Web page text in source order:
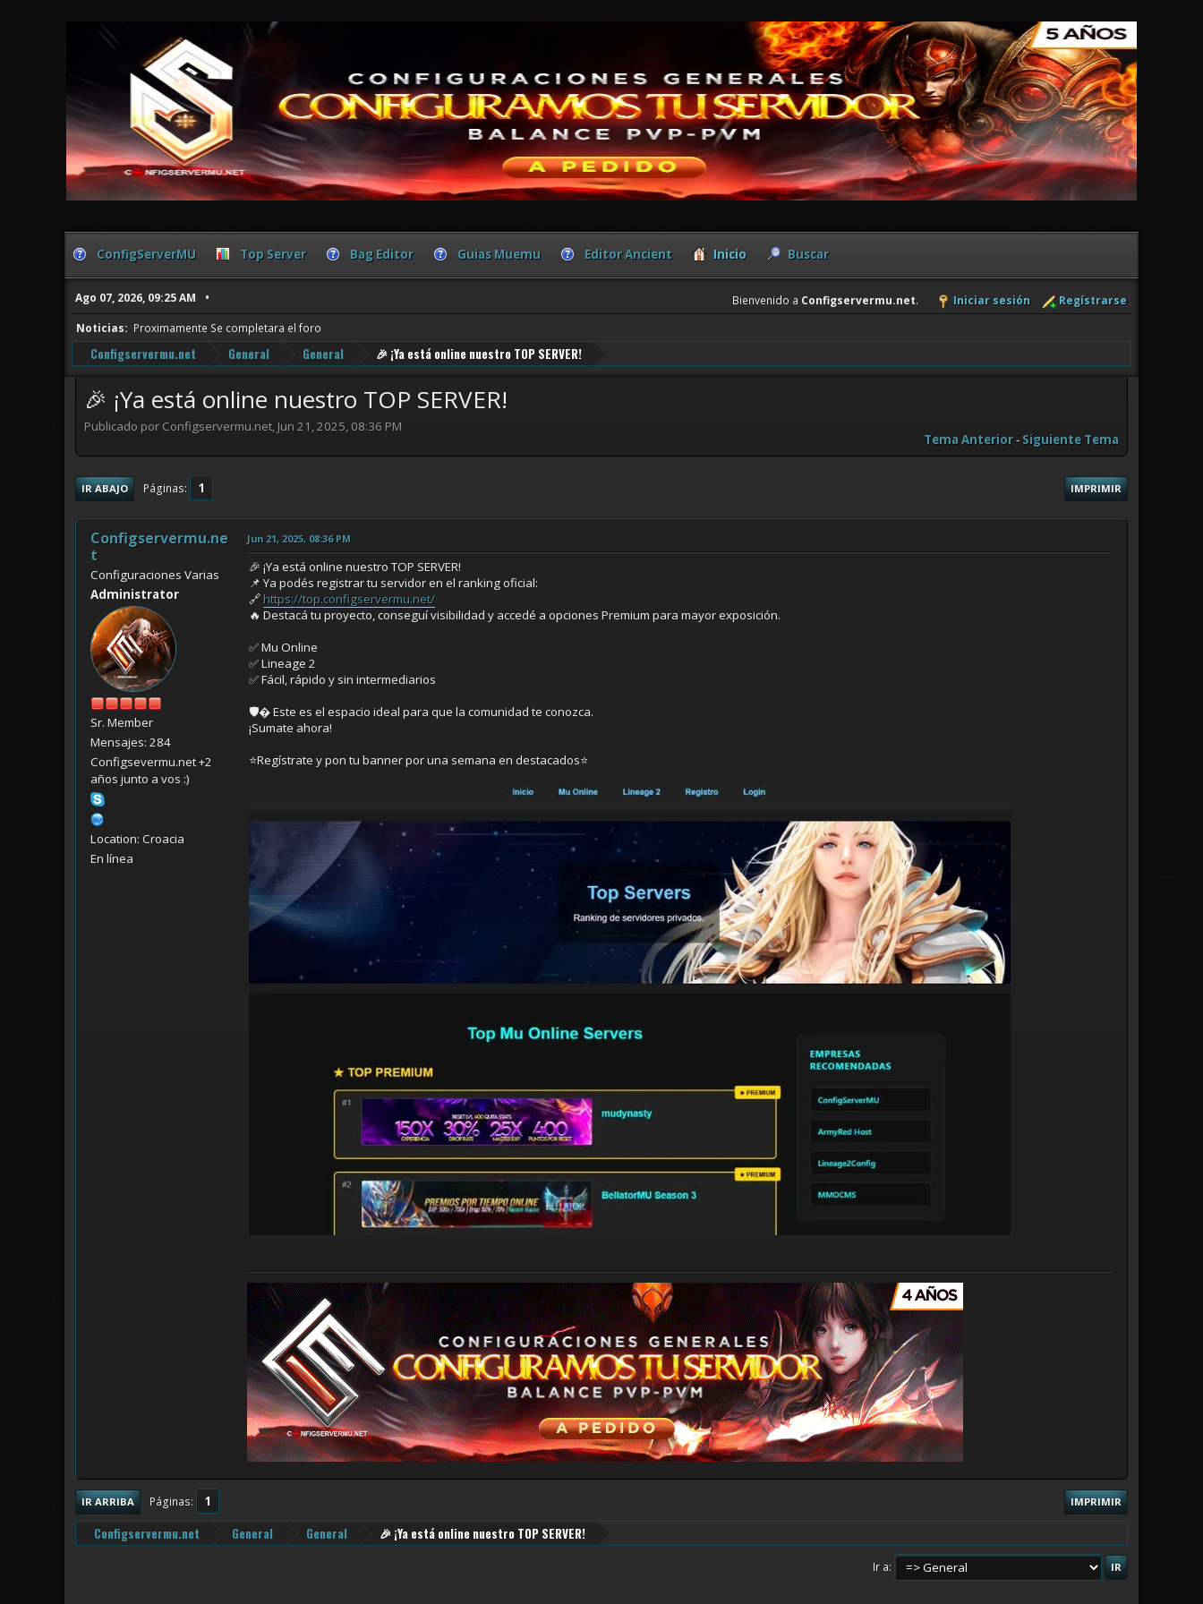
ConfigServerMU Top Server Bag Editor Guias Muemu Editor Ancient Inicio Buscar
Ago 07, 2026, 09:25 AM Bienvenido a Configservermu.net. Iniciar sesión
Regístrarse
Noticias: Proximamente Se completara el foro
Configservermu.net General General 🎉 ¡Ya está online nuestro TOP SERVER!
🎉 ¡Ya está online nuestro TOP SERVER!
Publicado por Configservermu.net, Jun 21, 2025, 08:36 PM
Tema Anterior- Siguiente Tema
IMPRIMIR
IR ABAJO Páginas 1
Configservermu.ne
t
Configuraciones Varias
Administrator
Sr. Member
Mensajes: 284
Configsevermu.net +2
años junto a vos :)
Location: Croacia
En línea
Jun 21, 2025, 08:36 PM
🎉 ¡Ya está online nuestro TOP SERVER!
📌 Ya podés registrar tu servidor en el ranking oficial:
🔗 https://top.configservermu.net/
🔥 Destacá tu proyecto, conseguí visibilidad y accedé a opciones Premium para mayor exposición.
✅ Mu Online
✅ Lineage 2
✅ Fácil, rápido y sin intermediarios
🛡� Este es el espacio ideal para que la comunidad te conozca.
¡Sumate ahora!
⭐Regístrate y pon tu banner por una semana en destacados⭐
IMPRIMIR
IR ARRIBA Páginas 1
Configservermu.net General General 🎉 ¡Ya está online nuestro TOP SERVER!
Ir a